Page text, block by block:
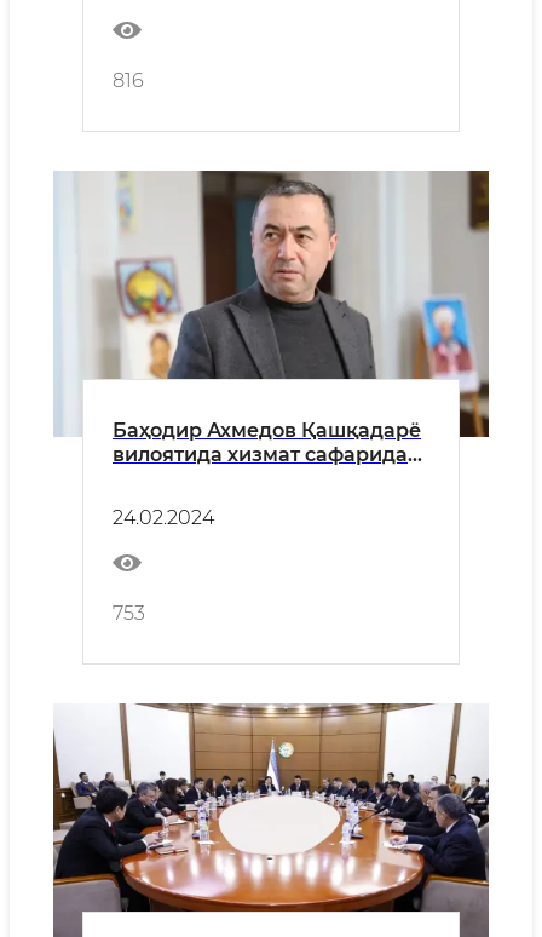
816
Баҳодир Ахмедов Қашқадарё
вилоятида хизмат сафарида
24.02.2024
753